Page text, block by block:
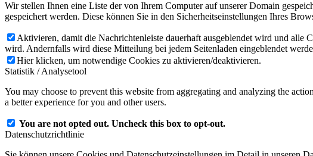
Wir stellen Ihnen eine Liste der von Ihrem Computer auf unserer Domain
gespeichert werden. Diese können Sie in den Sicherheitseinstellungen Ihres
Aktivieren, damit die Nachrichtenleiste dauerhaft ausgeblendet wird und alle
wird. Andernfalls wird diese Mitteilung bei jedem Seitenladen eingeblendet
Hier klicken, um notwendige Cookies zu aktivieren/deaktivieren.
Statistik / Analysetool
You may choose to prevent this website from aggregating and analyzing the
a better experience for you and other users.
You are not opted out. Uncheck this box to opt-out.
Datenschutzrichtlinie